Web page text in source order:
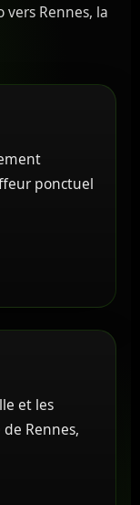
Rennes, la
ponctuel
et les
Rennes,